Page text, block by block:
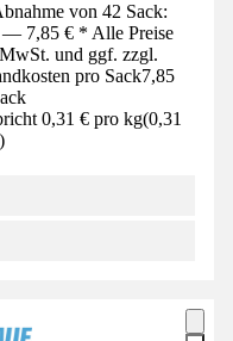
von 42 Sack:
— 7,85 € * Alle Preise
und ggf. zzgl.
pro Sack7,85
0,31 € pro kg(0,31
)